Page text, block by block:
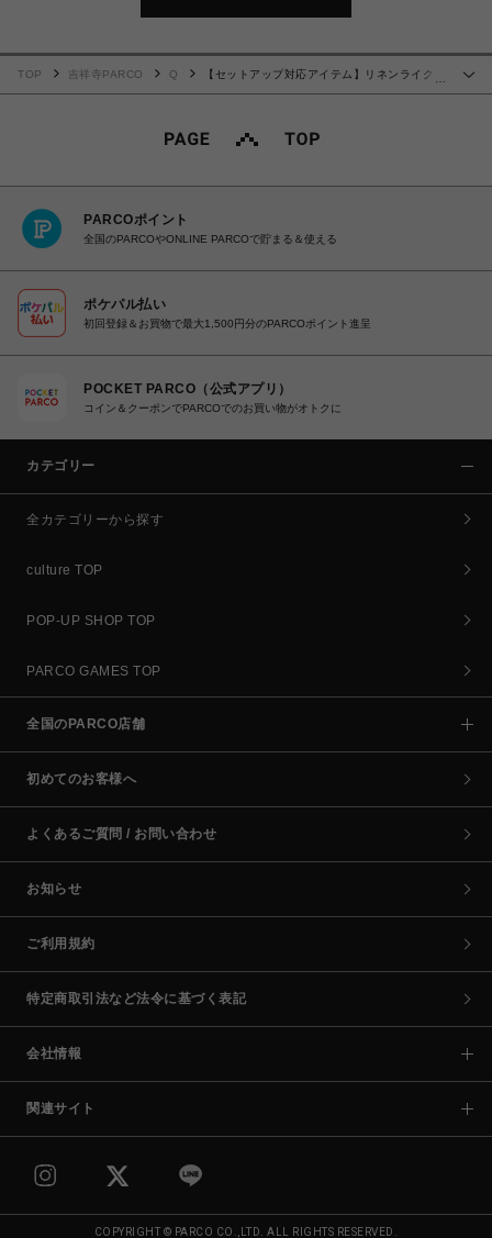
…
TOP 吉祥寺PARCO Q
【セットアップ対応アイテム】リネンライクD
PARCOポイント
全国のPARCOやONLINE PARCOで貯まる＆使える
ポケパル払い
初回登録＆お買物で最大1,500円分のPARCOポイント進呈
POCKET PARCO（公式アプリ）
コイン＆クーポンでPARCOでのお買い物がオトクに
カテゴリー
全カテゴリーから探す
culture TOP
POP-UP SHOP TOP
PARCO GAMES TOP
全国のPARCO店舗
初めてのお客様へ
よくあるご質問 / お問い合わせ
お知らせ
ご利用規約
特定商取引法など法令に基づく表記
会社情報
関連サイト
COPYRIGHT © PARCO CO.,LTD. ALL RIGHTS RESERVED.